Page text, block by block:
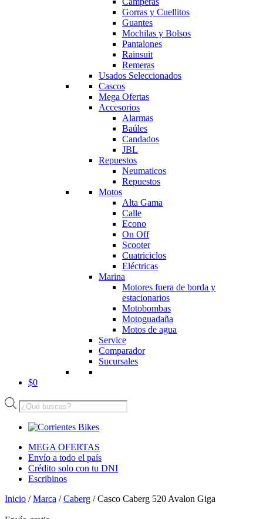
Gorras y Cuellitos
Guantes
Mochilas y Bolsos
Pantalones
Rainsuit
Remeras
Usados Seleccionados
Cascos
Mega Ofertas
Accesorios
Alarmas
Baúles
Candados
JBL
Repuestos
Neumaticos
Repuestos
Motos
Alta Gama
Calle
Econo
On Off
Scooter
Cuatriciclos
Eléctricas
Marina
Motores fuera de borda y
estacionarios
Motobombas
Motoguadaña
Motos de agua
Service
Comparador
Sucursales
$0
Búsqueda
de
productos
MEGA OFERTAS
Envío a todo el país
Crédito solo con tu DNI
Escribinos
Inicio /Marca /Caberg / Casco Caberg 520 Avalon Giga